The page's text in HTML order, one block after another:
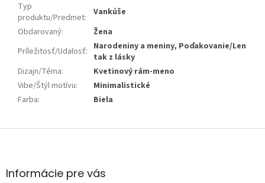
Typ
produktu/Predmet:
Vankúše
Obdarovaný:
Žena
Príležitosť/Udalosť: Narodeniny a meniny, Poďakovanie/Len
tak z lásky
Dizajn/Téma:
Kvetinový rám-meno
Vibe/Štýl motívu:
Minimalistické
Farba: Biela
Z
äInformácie pre vás